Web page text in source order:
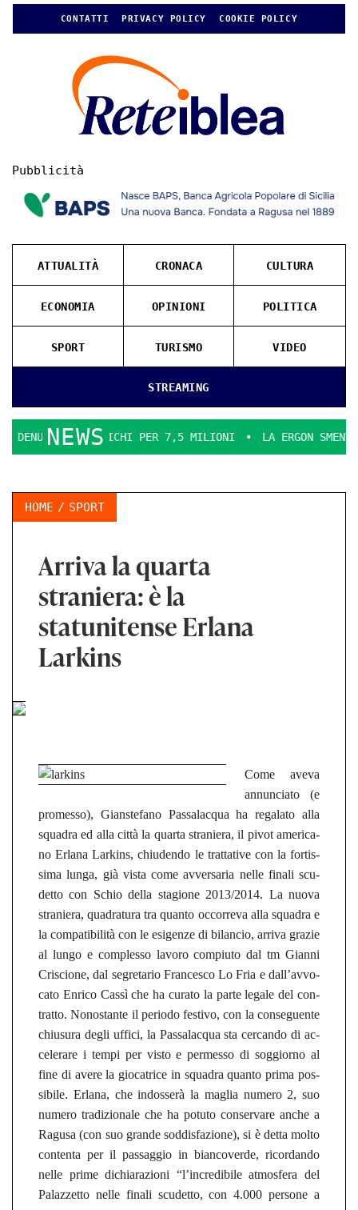
CONTATTI PRIVACY POLICY COOKIE POLICY
Pubblicità
STREAMING
ATTUALITÀ CRONACA CULTURA
ECONOMIA OPINIONI POLITICA
SPORT TURISMO VIDEO
NEWS
INCARICHI PER 7,5 MILIONI LA ERGON SMENTICE LA
HOME SPORT
Arriva la quarta
straniera: è la
statunitense Erlana
Larkins
Come aveva
an­nun­cia­to (e
prom­es­so), Gian­s­te­fa­no Pas­sa­lac­qua ha re­ga­la­to alla
squa­dra ed alla città la quar­ta stra­nie­ra, il pivot ame­ri­ca­
no Er­la­na Larkins, chiu­den­do le tr­at­ta­ti­ve con la for­tis­
si­ma lunga, già vista come av­ver­sa­ria nelle fi­na­li scu­
det­to con Schio della stagio­ne 2013/2014. La nuova
stra­nie­ra, qua­dra­tu­ra tra quan­to oc­cor­re­va alla squa­dra e
la compatibilità con le esi­gen­ze di bi­lan­cio, ar­ri­va gra­zie
al lungo e com­ples­so la­vo­ro com­piu­to dal tm Gi­an­ni
Cri­scio­ne, dal se­gre­ta­rio Fran­ces­co Lo Fria e dall’av­vo­
ca­to En­ri­co Cassì che ha cu­ra­to la parte le­ga­le del con­
tr­at­to. No­no­stan­te il pe­rio­do fes­ti­vo, con la conseguen­te
chius­u­ra degli uf­fi­ci, la Pas­sa­lac­qua sta cer­can­do di ac­
ce­le­ra­re i tempi per visto e perm­es­so di soggior­no al
fine di avere la gio­ca­tri­ce in squa­dra quan­to prima pos­
si­bi­le. Er­la­na, che indosserà la mag­lia nu­me­ro 2, suo
nu­me­ro tra­di­zio­na­le che ha po­tu­to con­ser­va­re anche a
Ra­gu­sa (con suo gran­de sod­dis­fa­zio­ne), si è detta molto
con­ten­ta per il pas­sag­gio in bi­an­co­ver­de, ri­cor­dan­do
nelle prime di­chia­ra­zio­ni “l’in­cre­di­bi­le at­mos­fe­ra del
Pa­la­z­zet­to nelle fi­na­li scu­det­to, con 4.000 per­so­ne a